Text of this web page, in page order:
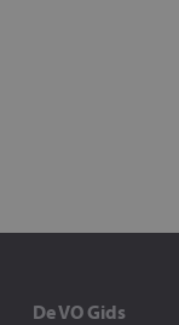
De VO Gids